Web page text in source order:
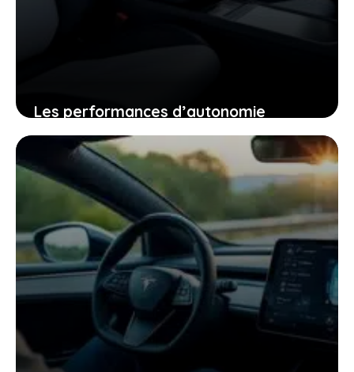
Les performances d’autonomie
autoroutière du tesla model y qui vont
changer votre regard sur la voiture
électrique
25 janvier 2026